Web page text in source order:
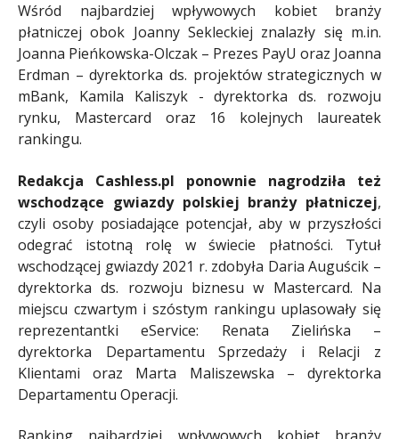
Wśród najbardziej wpływowych kobiet branży
płatniczej obok Joanny Sekleckiej znalazły się m.in.
Joanna Pieńkowska-Olczak – Prezes PayU oraz Joanna
Erdman – dyrektorka ds. projektów strategicznych w
mBank, Kamila Kaliszyk - dyrektorka ds. rozwoju
rynku, Mastercard oraz 16 kolejnych laureatek
rankingu.
Redakcja Cashless.pl ponownie nagrodziła też
wschodzące gwiazdy polskiej branży płatniczej,
czyli osoby posiadające potencjał, aby w przyszłości
odegrać istotną rolę w świecie płatności. Tytuł
wschodzącej gwiazdy 2021 r. zdobyła Daria Auguścik –
dyrektorka ds. rozwoju biznesu w Mastercard. Na
miejscu czwartym i szóstym rankingu uplasowały się
reprezentantki eService: Renata Zielińska –
dyrektorka Departamentu Sprzedaży i Relacji z
Klientami oraz Marta Maliszewska – dyrektorka
Departamentu Operacji.